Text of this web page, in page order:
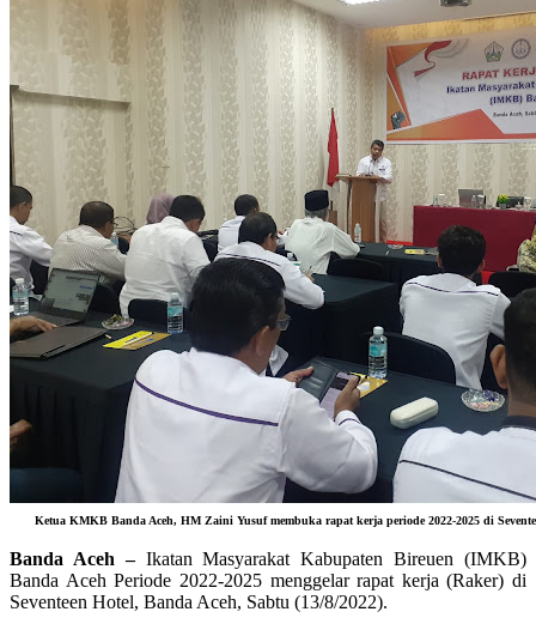
Ketua KMKB Banda Aceh, HM Zaini Yusuf membuka rapat kerja periode 2022-2025 di
Banda Aceh – Ikatan Masyarakat Kabupaten Bireuen (IMKB)
Banda Aceh Periode 2022-2025 menggelar rapat kerja (Raker) di
Seventeen Hotel, Banda Aceh, Sabtu (13/8/2022).